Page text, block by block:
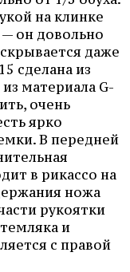
на клинке
он довольно
даже
сделана из
материала G-
очень
ярко
В передней
в рикассо на
ножа
рукоятки
и
с правой